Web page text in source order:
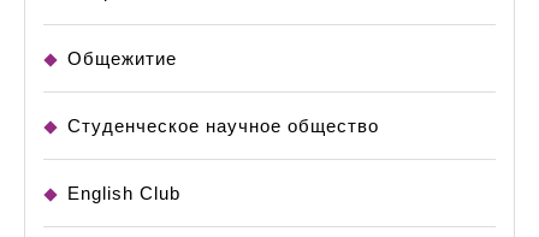
Общежитие
Студенческое научное общество
English Club